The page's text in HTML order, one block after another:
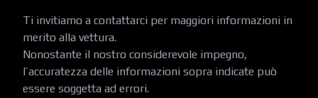
Ti invitiamo a contattarci per maggiori informazioni in
merito alla vettura.
Nonostante il nostro considerevole impegno,
l’accuratezza delle informazioni sopra indicate può
essere soggetta ad errori.